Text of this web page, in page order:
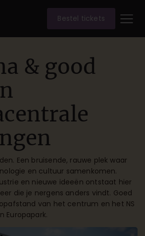
Bestel tickets
& good
Een bruisende, rauwe plek waar
en cultuur samenkomen.
en nieuwe ideeën ontstaat hier
die je nergens anders vindt. Goed
van het centrum en het NS
Europapark.